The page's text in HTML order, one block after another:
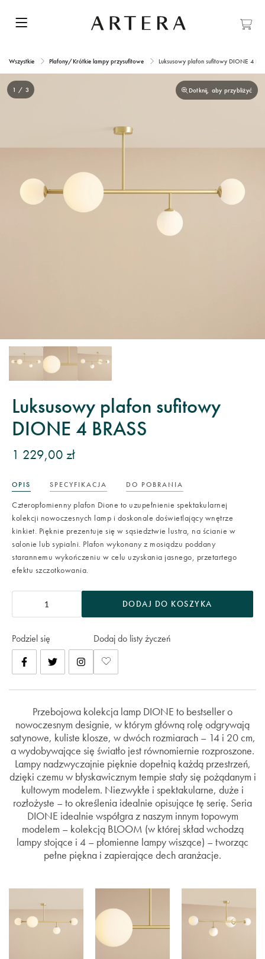
Wszystkie Plafony/Krótkie lampy przysufitowe Luksusowy plafon sufitowy DIONE 4
Dotknij, aby przybliżyć
1 / 3
Luksusowy plafon sufitowy
DIONE 4 BRASS
1 229,00 zł
OPIS SPECYFIKACJA DO POBRANIA
Czteropłomienny plafon Dione to uzupełnienie spektakularnej
kolekcji nowoczesnych lamp i doskonale doświetlający wnętrze
kinkiet. Pięknie prezentuje się w sąsiedztwie lustra, na ścianie w
salonie lub sypialni. Plafon wykonany z mosiądzu poddany
starannemu wykończeniu w celu uzyskania jasnego, przetartego
efektu szczotkowania.
DODAJ DO KOSZYKA
Podziel się Dodaj do listy życzeń
Przebojowa kolekcja lamp DIONE to bestseller o
nowoczesnym designie, w którym główną rolę odgrywają
satynowe, kuliste klosze, w dwóch rozmiarach – 14 i 20 cm,
a wydobywające się światło jest równomiernie rozproszone.
Lampy nadzwyczajnie pięknie dopełnią każdą przestrzeń,
dzięki czemu w błyskawicznym tempie stały się pożądanym i
kultowym modelem. Niezwykłe i spektakularne, duże i
rozłożyste – to określenia idealnie opisujące tę serię. Seria
DIONE idealnie współgra z naszym innym topowym
modelem – kolekcją BLOOM (w której skład wchodzą
lampy stojące i 4 – płomienne lampy wiszące) – tworząc
pełne piękna i zapierające dech aranżacje.